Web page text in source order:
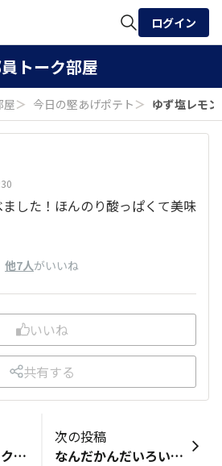
検索
ログイン
トーク部屋
屋＞ 今日の堅あげポテト ＞ ゆず塩レモ
した！ほんのり酸っぱくて美味
他7人がいいね
いいね
共有する
うすしおとブラックペッパーが好きな低学年児です！
次の投稿
なんだかんだいろいろ食べるも、うすしお味に戻ってくる